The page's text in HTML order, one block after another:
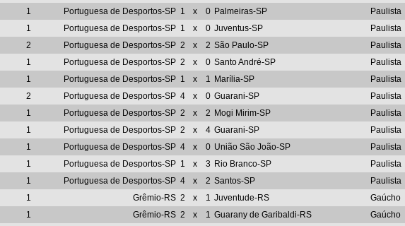
1 Portuguesa de Desportos-SP 1 x 0 Palmeiras-SP Paulista
1 Portuguesa de Desportos-SP 1 x 0 Juventus-SP Paulista
2 Portuguesa de Desportos-SP 2 x 2 São Paulo-SP Paulista
1 Portuguesa de Desportos-SP 2 x 0 Santo André-SP Paulista
1 Portuguesa de Desportos-SP 1 x 1 Marília-SP Paulista
2 Portuguesa de Desportos-SP 4 x 0 Guarani-SP Paulista
1 Portuguesa de Desportos-SP 2 x 2 Mogi Mirim-SP Paulista
1 Portuguesa de Desportos-SP 2 x 4 Guarani-SP Paulista
1 Portuguesa de Desportos-SP 4 x 0 União São João-SP Paulista
1 Portuguesa de Desportos-SP 1 x 3 Rio Branco-SP Paulista
1 Portuguesa de Desportos-SP 4 x 2 Santos-SP Paulista
1 Grêmio-RS 2 x 1 Juventude-RS Gaúcho
1 Grêmio-RS 2 x 1 Guarany de Garibaldi-RS Gaúcho